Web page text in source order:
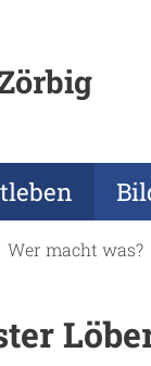
Wer macht was?